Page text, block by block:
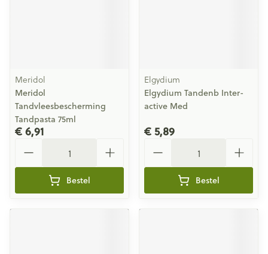
Meridol
Meridol
Tandvleesbescherming
Tandpasta 75ml
€ 6,91
Bestel
Elgydium
Elgydium Tandenb Inter-
active Med
€ 5,89
Bestel